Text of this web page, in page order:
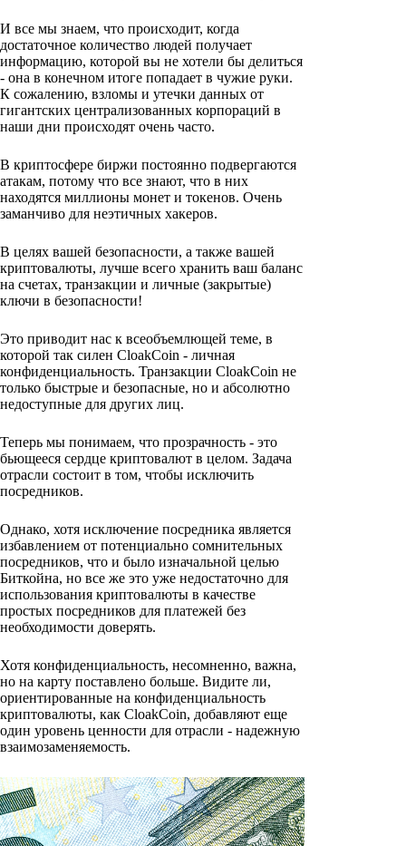
И все мы знаем, что происходит, когда
достаточное количество людей получает
информацию, которой вы не хотели бы делиться
- она в конечном итоге попадает в чужие руки.
К сожалению, взломы и утечки данных от
гигантских централизованных корпораций в
наши дни происходят очень часто.
В криптосфере биржи постоянно подвергаются
атакам, потому что все знают, что в них
находятся миллионы монет и токенов. Очень
заманчиво для неэтичных хакеров.
В целях вашей безопасности, а также вашей
криптовалюты, лучше всего хранить ваш баланс
на счетах, транзакции и личные (закрытые)
ключи в безопасности!
Это приводит нас к всеобъемлющей теме, в
которой так силен CloakCoin - личная
конфиденциальность. Транзакции CloakCoin не
только быстрые и безопасные, но и абсолютно
недоступные для других лиц.
Теперь мы понимаем, что прозрачность - это
бьющееся сердце криптовалют в целом. Задача
отрасли состоит в том, чтобы исключить
посредников.
Однако, хотя исключение посредника является
избавлением от потенциально сомнительных
посредников, что и было изначальной целью
Биткойна, но все же это уже недостаточно для
использования криптовалюты в качестве
простых посредников для платежей без
необходимости доверять.
Хотя конфиденциальность, несомненно, важна,
но на карту поставлено больше. Видите ли,
ориентированные на конфиденциальность
криптовалюты, как CloakCoin, добавляют еще
один уровень ценности для отрасли - надежную
взаимозаменяемость.